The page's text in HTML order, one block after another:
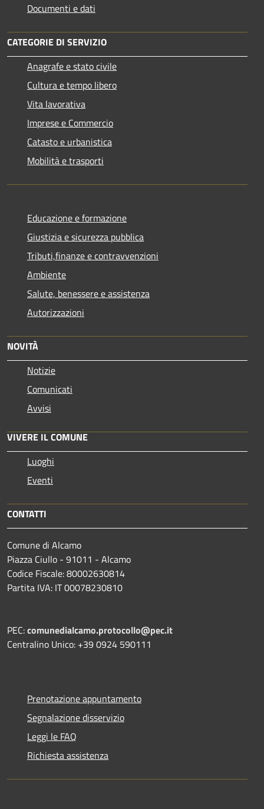
Documenti e dati
CATEGORIE DI SERVIZIO
Anagrafe e stato civile
Cultura e tempo libero
Vita lavorativa
Imprese e Commercio
Catasto e urbanistica
Mobilità e trasporti
Educazione e formazione
Giustizia e sicurezza pubblica
Tributi,finanze e contravvenzioni
Ambiente
Salute, benessere e assistenza
Autorizzazioni
NOVITÀ
Notizie
Comunicati
Avvisi
VIVERE IL COMUNE
Luoghi
Eventi
CONTATTI
Comune di Alcamo
Piazza Ciullo - 91011 - Alcamo
Codice Fiscale: 80002630814
Partita IVA: IT 00078230810
PEC:comunedialcamo.protocollo@pec.it
Centralino Unico: +39 0924 590111
Prenotazione appuntamento
Segnalazione disservizio
Leggi le FAQ
Richiesta assistenza